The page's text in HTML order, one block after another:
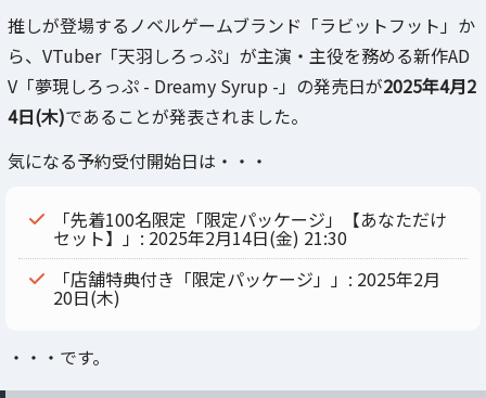
推しが登場するノベルゲームブランド「ラビットフット」か
ら、VTuber「天羽しろっぷ」が主演・主役を務める新作AD
V「夢現しろっぷ - Dreamy Syrup -」の発売日が2025年4月2
4日(木)であることが発表されました。
気になる予約受付開始日は・・・
「先着100名限定「限定パッケージ」【あなただけ
セット】」: 2025年2月14日(金) 21:30
「店舗特典付き「限定パッケージ」」: 2025年2月
20日(木)
・・・です。